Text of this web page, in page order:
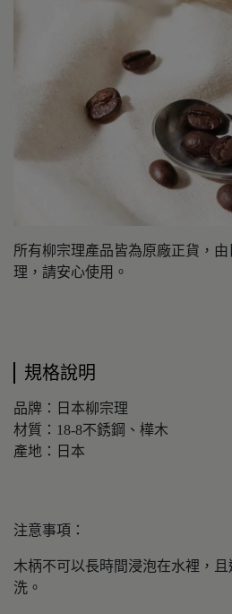
所有柳宗理產品皆為原廠正貨，
理，請安心使用。
規格說明
品牌：日本柳宗理
材質：18-8不銹鋼、樺木
產地：日本
注意事項：
木柄不可以長時間浸泡在水裡，
洗。